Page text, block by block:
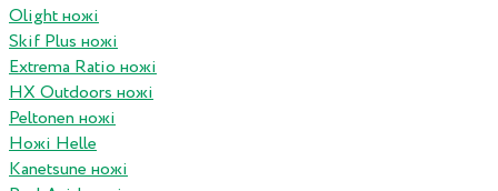
Olight ножі
Skif Plus ножі
Extrema Ratio ножі
HX Outdoors ножі
Peltonen ножі
Ножі Helle
Kanetsune ножі